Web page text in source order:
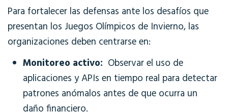
Para fortalecer las defensas ante los desafíos que
presentan los Juegos Olímpicos de Invierno, las
organizaciones deben centrarse en:
Monitoreo activo: Observar el uso de
aplicaciones y APIs en tiempo real para detectar
patrones anómalos antes de que ocurra un